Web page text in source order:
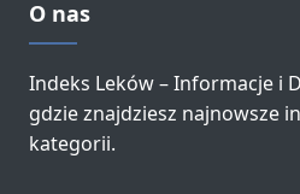
O nas
Indeks Leków – Informacje i
gdzie znajdziesz najnowsze
kategorii.